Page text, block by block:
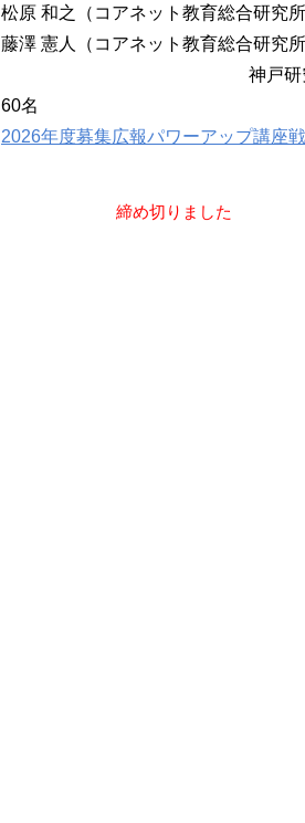
松原 和之（コアネット教育総合研究
藤澤 憲人（コアネット教育総合研究所
神戸研究室
60名
2026年度募集広報パワーアップ講座
締め切りました